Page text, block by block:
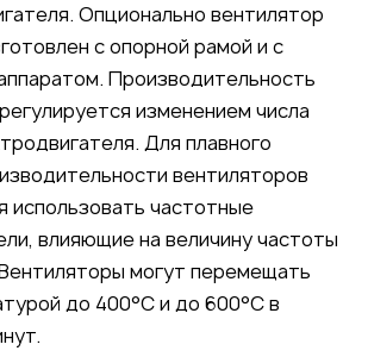
Опционально вентилятор
с опорной рамой и с
Производительность
изменением числа
Для плавного
вентиляторов
использовать частотные
влияющие на величину частоты
могут перемещать
до 400°С и до 600°С в